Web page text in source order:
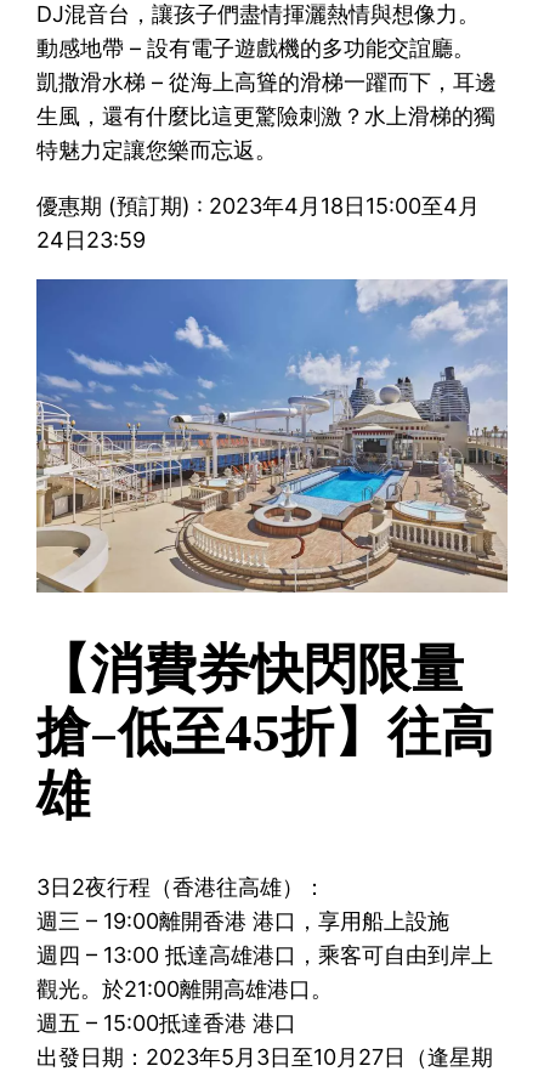
DJ混音台，讓孩子們盡情揮灑熱情與想像力。
動感地帶 – 設有電子遊戲機的多功能交誼廳。
凱撒滑水梯 – 從海上高聳的滑梯一躍而下，耳邊
生風，還有什麼比這更驚險刺激？水上滑梯的獨
特魅力定讓您樂而忘返。
優惠期 (預訂期) : 2023年4月18日15:00至4月
24日23:59
【消費券快閃限量
搶–低至45折】往高
雄
3日2夜行程（香港往高雄）：
週三 – 19:00離開香港 港口，享用船上設施
週四 – 13:00 抵達高雄港口，乘客可自由到岸上
觀光。於21:00離開高雄港口。
週五 – 15:00抵達香港 港口
出發日期：2023年5月3日至10月27日（逢星期